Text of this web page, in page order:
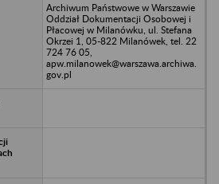
Archiwum Państwowe w Warszawie
Oddział Dokumentacji Osobowej i
Płacowej w Milanówku, ul. Stefana
Okrzei 1, 05-822 Milanówek, tel. 22
724 76 05,
apw.milanowek@warszawa.archiwa.
gov.pl